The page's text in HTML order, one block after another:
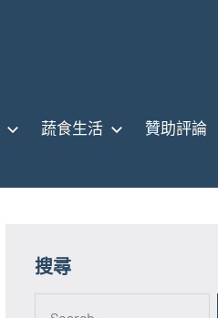
蔬食生活 贊助評論
搜尋